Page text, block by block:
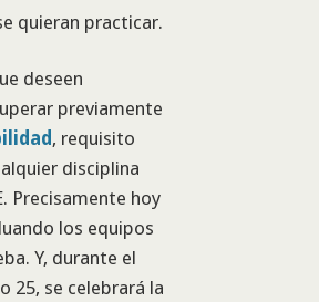
quieran practicar.
deseen
previamente
, requisito
disciplina
Precisamente hoy
los equipos
Y, durante el
25, se celebrará la